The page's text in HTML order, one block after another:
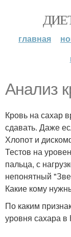
главная
Анализ
Кровь на сахар
сдавать. Даже
Хлопот и
Тестов на
пальца, с
непонятный
Какие кому
По каким
уровня сахара